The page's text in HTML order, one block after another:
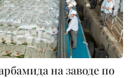
на заводе по